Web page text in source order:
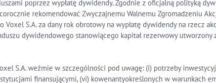
poprzez wypłatę dywidendy. Zgodnie z oficjalną polityką
rekomendować Zwyczajnemu Walnemu Zgromadzeniu
S.A. za dany rok obrotowy na wypłatę dywidendy na rzecz
dywidendowego stanowiącego kapitał rezerwowy
S.A. weźmie w szczególności pod uwagę: (i) potrzeby
finansującymi, (vi) kowenantyokreślonych w warunkach